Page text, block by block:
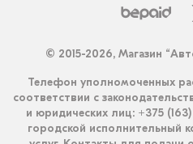
© 2015-2026, Магазин
Телефон уполномоченных
соответствии с
и юридических лиц: +375
городской исполнительный